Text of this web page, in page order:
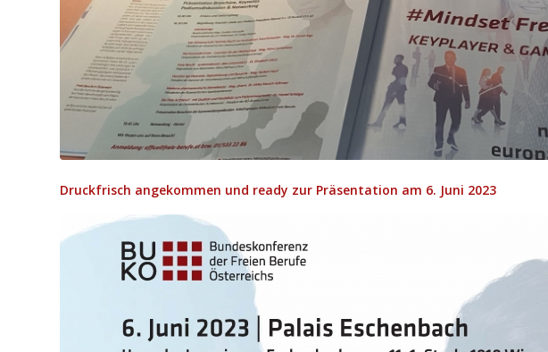
Druckfrisch angekommen und ready zur Präsentation am 6. Juni 2023